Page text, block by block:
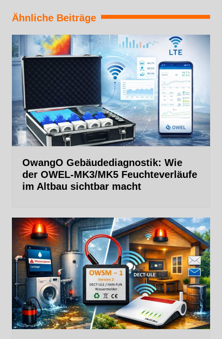
Ähnliche Beiträge
OwangO Gebäudediagnostik: Wie
der OWEL‑MK3/MK5 Feuchteverläufe
im Altbau sichtbar macht